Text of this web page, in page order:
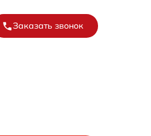
Заказать звонок